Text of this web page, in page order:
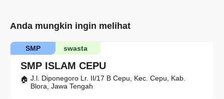
Anda mungkin ingin melihat
SMP ISLAM CEPU
swasta
SMP
J.l. Diponegoro Lr. II/17 B Cepu, Kec. Cepu, Kab.
Blora, Jawa Tengah